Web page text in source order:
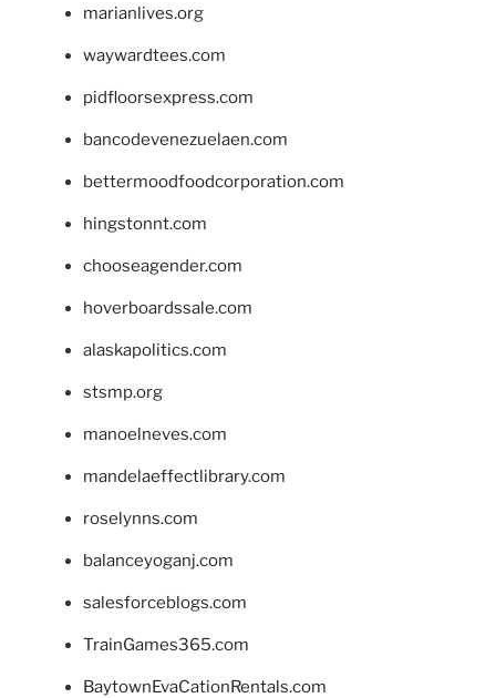
marianlives.org
waywardtees.com
pidfloorsexpress.com
bancodevenezuelaen.com
bettermoodfoodcorporation.com
hingstonnt.com
chooseagender.com
hoverboardssale.com
alaskapolitics.com
stsmp.org
manoelneves.com
mandelaeffectlibrary.com
roselynns.com
balanceyoganj.com
salesforceblogs.com
TrainGames365.com
BaytownEvaCationRentals.com